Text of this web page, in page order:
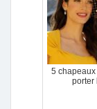
5
porter